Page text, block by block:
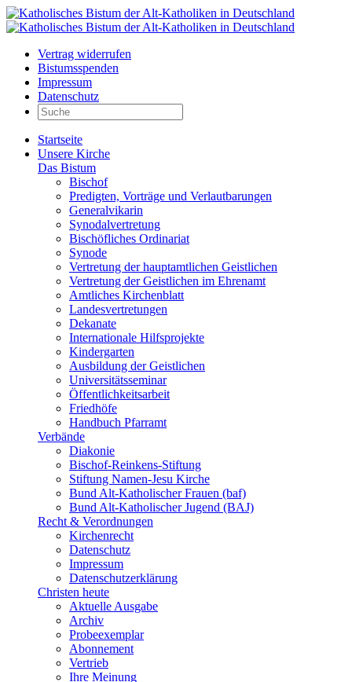
Vertrag widerrufen
Bistumsspenden
Impressum
Datenschutz
Startseite
Unsere Kirche
Das Bistum
Bischof
Predigten, Vorträge und Verlautbarungen
Generalvikarin
Synodalvertretung
Bischöfliches Ordinariat
Synode
Vertretung der hauptamtlichen Geistlichen
Vertretung der Geistlichen im Ehrenamt
Amtliches Kirchenblatt
Landesvertretungen
Dekanate
Internationale Hilfsprojekte
Kindergarten
Ausbildung der Geistlichen
Universitätsseminar
Öffentlichkeitsarbeit
Friedhöfe
Handbuch Pfarramt
Verbände
Diakonie
Bischof-Reinkens-Stiftung
Stiftung Namen-Jesu Kirche
Bund Alt-Katholischer Frauen (baf)
Bund Alt-Katholischer Jugend (BAJ)
Recht & Verordnungen
Kirchenrecht
Datenschutz
Impressum
Datenschutzerklärung
Christen heute
Aktuelle Ausgabe
Archiv
Probeexemplar
Abonnement
Vertrieb
Ihre Meinung